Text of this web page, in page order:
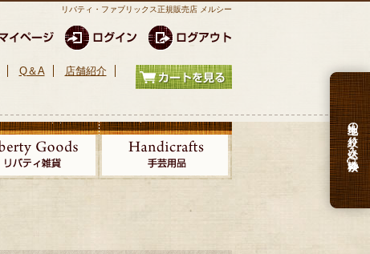
リバティ・ファブリックス正規販売店 メルシー
Q＆A 店舗紹介
生地の絞り込み検索